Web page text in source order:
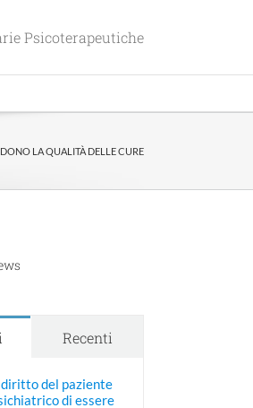
Psicoterapeutiche
LA QUALITÀ DELLE CURE
Recenti
del paziente
di essere